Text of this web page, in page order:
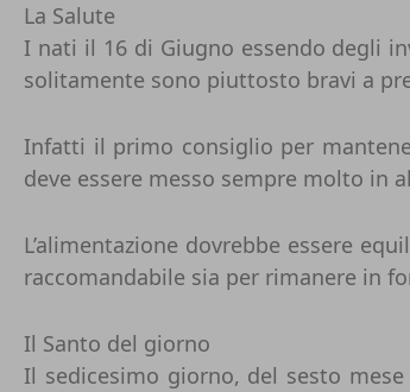
La Salute
I nati il 16 di Giugno essendo degli
solitamente sono piuttosto bravi a
Infatti il primo consiglio per
deve essere messo sempre molto in
L’alimentazione dovrebbe essere
raccomandabile sia per rimanere in
Il Santo del giorno
Il sedicesimo giorno, del sesto